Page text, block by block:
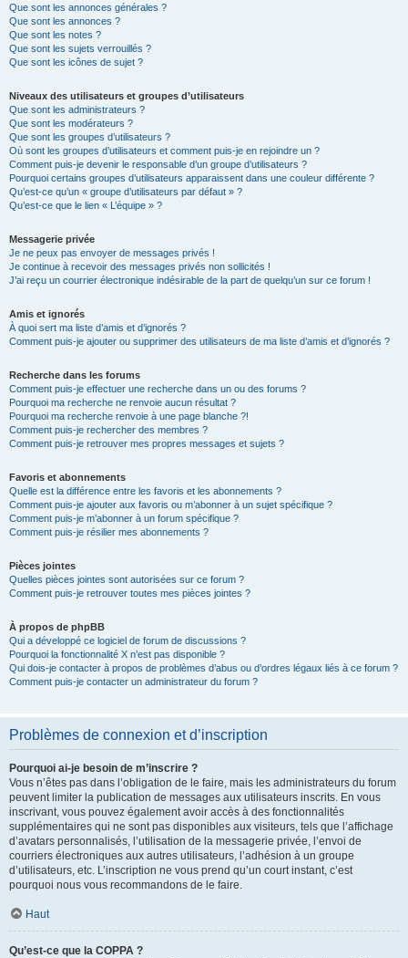
Que sont les annonces générales ?
Que sont les annonces ?
Que sont les notes ?
Que sont les sujets verrouillés ?
Que sont les icônes de sujet ?
Niveaux des utilisateurs et groupes d’utilisateurs
Que sont les administrateurs ?
Que sont les modérateurs ?
Que sont les groupes d’utilisateurs ?
Où sont les groupes d’utilisateurs et comment puis-je en rejoindre un ?
Comment puis-je devenir le responsable d’un groupe d’utilisateurs ?
Pourquoi certains groupes d’utilisateurs apparaissent dans une couleur différente ?
Qu’est-ce qu’un « groupe d’utilisateurs par défaut » ?
Qu’est-ce que le lien « L’équipe » ?
Messagerie privée
Je ne peux pas envoyer de messages privés !
Je continue à recevoir des messages privés non sollicités !
J’ai reçu un courrier électronique indésirable de la part de quelqu’un sur ce forum !
Amis et ignorés
À quoi sert ma liste d’amis et d’ignorés ?
Comment puis-je ajouter ou supprimer des utilisateurs de ma liste d’amis et d’ignorés ?
Recherche dans les forums
Comment puis-je effectuer une recherche dans un ou des forums ?
Pourquoi ma recherche ne renvoie aucun résultat ?
Pourquoi ma recherche renvoie à une page blanche ?!
Comment puis-je rechercher des membres ?
Comment puis-je retrouver mes propres messages et sujets ?
Favoris et abonnements
Quelle est la différence entre les favoris et les abonnements ?
Comment puis-je ajouter aux favoris ou m’abonner à un sujet spécifique ?
Comment puis-je m’abonner à un forum spécifique ?
Comment puis-je résilier mes abonnements ?
Pièces jointes
Quelles pièces jointes sont autorisées sur ce forum ?
Comment puis-je retrouver toutes mes pièces jointes ?
À propos de phpBB
Qui a développé ce logiciel de forum de discussions ?
Pourquoi la fonctionnalité X n’est pas disponible ?
Qui dois-je contacter à propos de problèmes d’abus ou d’ordres légaux liés à ce forum ?
Comment puis-je contacter un administrateur du forum ?
Problèmes de connexion et d’inscription
Pourquoi ai-je besoin de m’inscrire ?
Vous n’êtes pas dans l’obligation de le faire, mais les administrateurs du forum
peuvent limiter la publication de messages aux utilisateurs inscrits. En vous
inscrivant, vous pouvez également avoir accès à des fonctionnalités
supplémentaires qui ne sont pas disponibles aux visiteurs, tels que l’affichage
d’avatars personnalisés, l’utilisation de la messagerie privée, l’envoi de
courriers électroniques aux autres utilisateurs, l’adhésion à un groupe
d’utilisateurs, etc. L’inscription ne vous prend qu’un court instant, c’est
pourquoi nous vous recommandons de le faire.
Haut
Qu’est-ce que la COPPA ?